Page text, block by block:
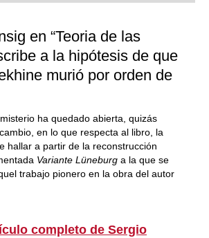
incluye el módulo basado
en “Teoria de las
a la hipótesis de que
murió por orden de
ha quedado abierta, quizás
en lo que respecta al libro, la
hallar a partir de la reconstrucción
Variante Lüneburg a la que se
trabajo pionero en la obra del autor
completo de Sergio